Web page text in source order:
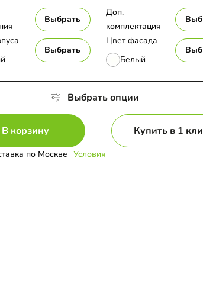
Выбрать
Цвет фасада
Белый
Выбрать
Доп.
комплектация
Выбрать опции
В корзину Купить в 1
по Москве Условия